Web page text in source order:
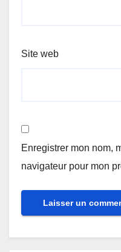
Site web
Enregistrer mon nom,
navigateur pour mon